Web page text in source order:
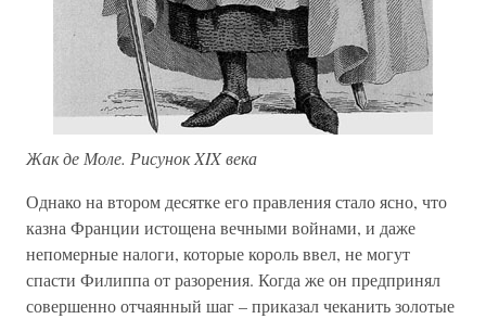
Жак де Моле. Рисунок XIX века
Однако на втором десятке его правления стало ясно, что
казна Франции истощена вечными войнами, и даже
непомерные налоги, которые король ввел, не могут
спасти Филиппа от разорения. Когда же он предпринял
совершенно отчаянный шаг – приказал чеканить золотые